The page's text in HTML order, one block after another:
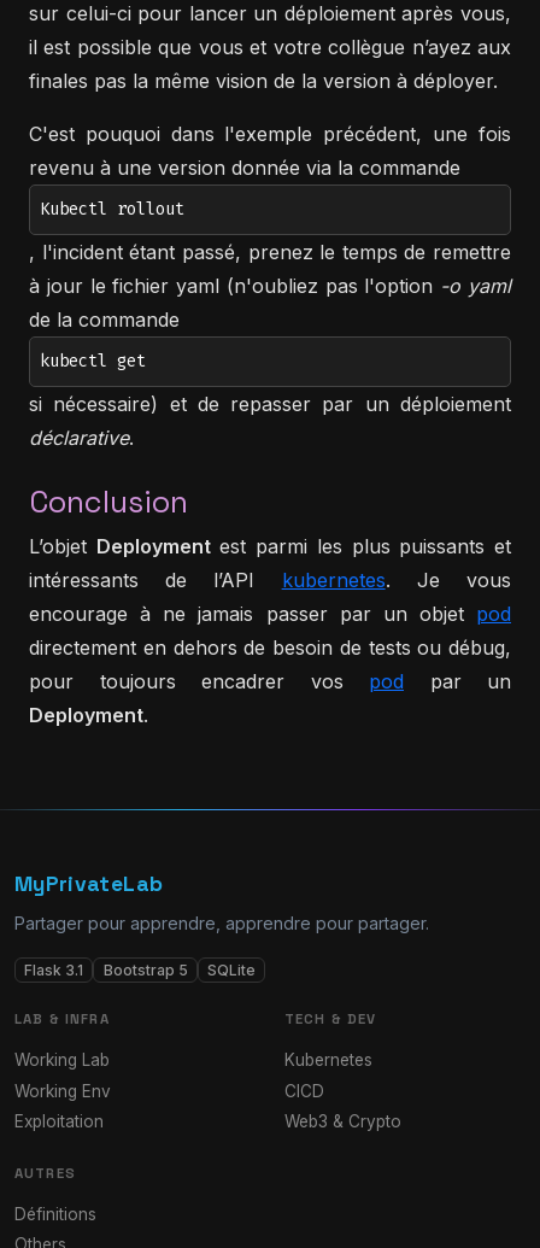
sur celui-ci pour lancer un déploiement après vous,
il est possible que vous et votre collègue n’ayez aux
finales pas la même vision de la version à déployer.
C'est pouquoi dans l'exemple précédent, une fois
revenu à une version donnée via la commande
Kubectl rollout
, l'incident étant passé, prenez le temps de remettre
à jour le fichier yaml (n'oubliez pas l'option -o yaml
de la commande
kubectl get
si nécessaire) et de repasser par un déploiement
déclarative.
Conclusion
L’objet Deploymentest parmi les plus puissants et
intéressants de l’API kubernetes. Je vous
encourage à ne jamais passer par un objet pod
directement en dehors de besoin de tests ou débug,
pour toujours encadrer vos pod par un
Deployment.
MyPrivateLab
Partager pour apprendre, apprendre pour partager.
Flask 3.1 Bootstrap 5 SQLite
LAB & INFRA
Working Lab
Working Env
Exploitation
TECH & DEV
Kubernetes
CICD
Web3 & Crypto
AUTRES
Définitions